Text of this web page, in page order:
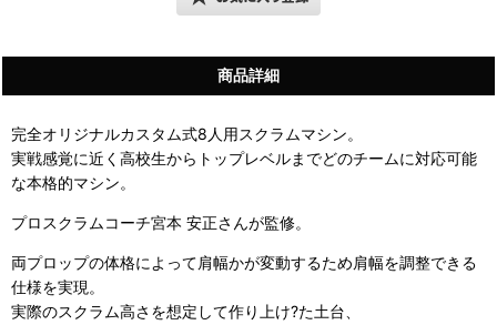
商品詳細
完全オリジナルカスタム式8人用スクラムマシン。
実戦感覚に近く高校生からトップレベルまでどのチームに対応可能
な本格的マシン。
プロスクラムコーチ宮本 安正さんが監修。
両プロップの体格によって肩幅かが変動するため肩幅を調整できる
仕様を実現。
実際のスクラム高さを想定して作り上け?た土台、